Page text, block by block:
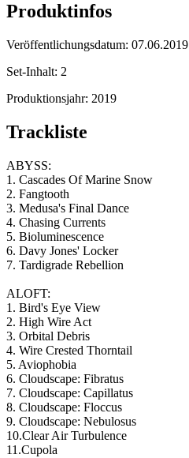
Produktinfos
Veröffentlichungsdatum: 07.06.2019
Set-Inhalt: 2
Produktionsjahr: 2019
Trackliste
ABYSS:
1. Cascades Of Marine Snow
2. Fangtooth
3. Medusa's Final Dance
4. Chasing Currents
5. Bioluminescence
6. Davy Jones' Locker
7. Tardigrade Rebellion
ALOFT:
1. Bird's Eye View
2. High Wire Act
3. Orbital Debris
4. Wire Crested Thorntail
5. Aviophobia
6. Cloudscape: Fibratus
7. Cloudscape: Capillatus
8. Cloudscape: Floccus
9. Cloudscape: Nebulosus
10.Clear Air Turbulence
11.Cupola